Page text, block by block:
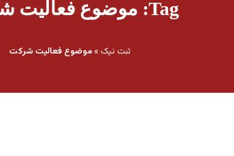
Tag: موضوع فعالیت شرکت
ثبت نیک »موضوع فعالیت شرکت